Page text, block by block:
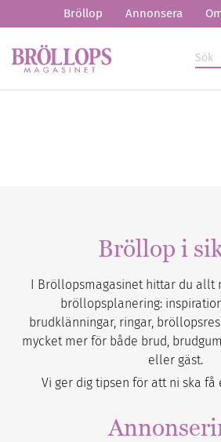
Bröllop Annonsera
Bröllop i
I Bröllopsmagasinet hittar du allt
bröllopsplanering:
brudklänningar, ringar,
mycket mer för både brud,
eller gäst.
Vi ger dig tipsen för att ni ska